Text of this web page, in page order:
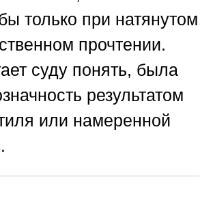
только при натянутом
прочтении.
суду понять, была
результатом
или намеренной